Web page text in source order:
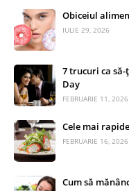
Obiceiul
IULIE 29, 2026
7 trucuri ca
Day
FEBRUARIE 11, 2026
Cele mai
FEBRUARIE 16, 2026
Cum să